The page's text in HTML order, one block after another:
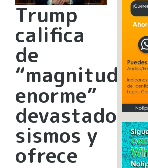
Trump
califica
de
“magnitud
enorme”
devastadores
sismos y
ofrece